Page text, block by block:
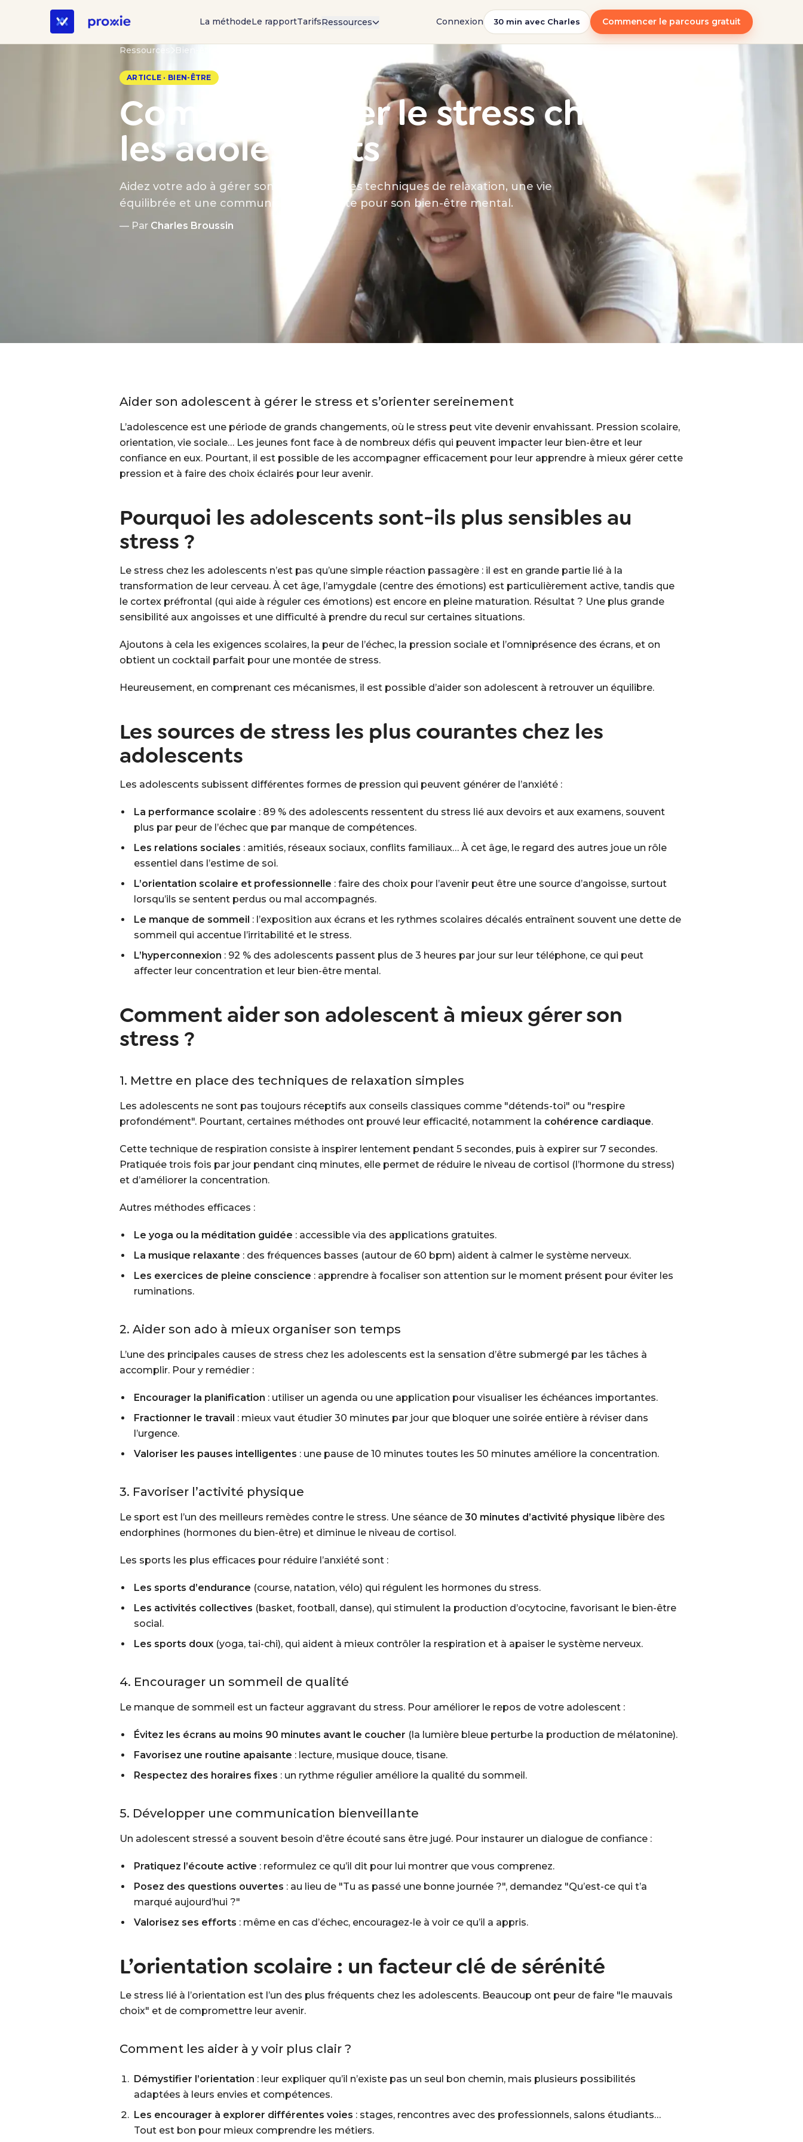
La méthodeLe rapportTarifsRessources Connexion 30 min avec Charles Commencer le parcours gratuit
Ressources Bien-être
ARTICLE · BIEN-ÊTRE 31 mars 2025 · 4 min de lecture
Comment gérer le stress chez
les adolescents
Aidez votre ado à gérer son stress avec des techniques de relaxation, une vie
équilibrée et une communication ouverte pour son bien-être mental.
— Par Charles Broussin
Aider son adolescent à gérer le stress et s’orienter sereinement
L’adolescence est une période de grands changements, où le stress peut vite devenir envahissant. Pression scolaire,
orientation, vie sociale… Les jeunes font face à de nombreux défis qui peuvent impacter leur bien-être et leur
confiance en eux. Pourtant, il est possible de les accompagner efficacement pour leur apprendre à mieux gérer cette
pression et à faire des choix éclairés pour leur avenir.
Pourquoi les adolescents sont-ils plus sensibles au
stress ?
Le stress chez les adolescents n’est pas qu’une simple réaction passagère : il est en grande partie lié à la
transformation de leur cerveau. À cet âge, l’amygdale (centre des émotions) est particulièrement active, tandis que
le cortex préfrontal (qui aide à réguler ces émotions) est encore en pleine maturation. Résultat ? Une plus grande
sensibilité aux angoisses et une difficulté à prendre du recul sur certaines situations.
Ajoutons à cela les exigences scolaires, la peur de l’échec, la pression sociale et l’omniprésence des écrans, et on
obtient un cocktail parfait pour une montée de stress.
Heureusement, en comprenant ces mécanismes, il est possible d’aider son adolescent à retrouver un équilibre.
Les sources de stress les plus courantes chez les
adolescents
Les adolescents subissent différentes formes de pression qui peuvent générer de l’anxiété :
La performance scolaire : 89 % des adolescents ressentent du stress lié aux devoirs et aux examens, souvent
plus par peur de l’échec que par manque de compétences.
Les relations sociales : amitiés, réseaux sociaux, conflits familiaux… À cet âge, le regard des autres joue un rôle
essentiel dans l’estime de soi.
L’orientation scolaire et professionnelle : faire des choix pour l’avenir peut être une source d’angoisse, surtout
lorsqu’ils se sentent perdus ou mal accompagnés.
Le manque de sommeil : l’exposition aux écrans et les rythmes scolaires décalés entraînent souvent une dette de
sommeil qui accentue l’irritabilité et le stress.
L’hyperconnexion : 92 % des adolescents passent plus de 3 heures par jour sur leur téléphone, ce qui peut
affecter leur concentration et leur bien-être mental.
Comment aider son adolescent à mieux gérer son
stress ?
1. Mettre en place des techniques de relaxation simples
Les adolescents ne sont pas toujours réceptifs aux conseils classiques comme "détends-toi" ou "respire
profondément". Pourtant, certaines méthodes ont prouvé leur efficacité, notamment la cohérence cardiaque.
Cette technique de respiration consiste à inspirer lentement pendant 5 secondes, puis à expirer sur 7 secondes.
Pratiquée trois fois par jour pendant cinq minutes, elle permet de réduire le niveau de cortisol (l’hormone du stress)
et d’améliorer la concentration.
Autres méthodes efficaces :
Le yoga ou la méditation guidée : accessible via des applications gratuites.
La musique relaxante : des fréquences basses (autour de 60 bpm) aident à calmer le système nerveux.
Les exercices de pleine conscience : apprendre à focaliser son attention sur le moment présent pour éviter les
ruminations.
2. Aider son ado à mieux organiser son temps
L’une des principales causes de stress chez les adolescents est la sensation d’être submergé par les tâches à
accomplir. Pour y remédier :
Encourager la planification : utiliser un agenda ou une application pour visualiser les échéances importantes.
Fractionner le travail : mieux vaut étudier 30 minutes par jour que bloquer une soirée entière à réviser dans
l’urgence.
Valoriser les pauses intelligentes : une pause de 10 minutes toutes les 50 minutes améliore la concentration.
3. Favoriser l’activité physique
Le sport est l’un des meilleurs remèdes contre le stress. Une séance de 30 minutes d’activité physique libère des
endorphines (hormones du bien-être) et diminue le niveau de cortisol.
Les sports les plus efficaces pour réduire l’anxiété sont :
Les sports d’endurance (course, natation, vélo) qui régulent les hormones du stress.
Les activités collectives (basket, football, danse), qui stimulent la production d’ocytocine, favorisant le bien-être
social.
Les sports doux (yoga, tai-chi), qui aident à mieux contrôler la respiration et à apaiser le système nerveux.
4. Encourager un sommeil de qualité
Le manque de sommeil est un facteur aggravant du stress. Pour améliorer le repos de votre adolescent :
Évitez les écrans au moins 90 minutes avant le coucher (la lumière bleue perturbe la production de mélatonine).
Favorisez une routine apaisante : lecture, musique douce, tisane.
Respectez des horaires fixes : un rythme régulier améliore la qualité du sommeil.
5. Développer une communication bienveillante
Un adolescent stressé a souvent besoin d’être écouté sans être jugé. Pour instaurer un dialogue de confiance :
Pratiquez l’écoute active : reformulez ce qu’il dit pour lui montrer que vous comprenez.
Posez des questions ouvertes : au lieu de "Tu as passé une bonne journée ?", demandez "Qu’est-ce qui t’a
marqué aujourd’hui ?"
Valorisez ses efforts : même en cas d’échec, encouragez-le à voir ce qu’il a appris.
L’orientation scolaire : un facteur clé de sérénité
Le stress lié à l’orientation est l’un des plus fréquents chez les adolescents. Beaucoup ont peur de faire "le mauvais
choix" et de compromettre leur avenir.
Comment les aider à y voir plus clair ?
Démystifier l’orientation : leur expliquer qu’il n’existe pas un seul bon chemin, mais plusieurs possibilités
adaptées à leurs envies et compétences.
Les encourager à explorer différentes voies : stages, rencontres avec des professionnels, salons étudiants…
Tout est bon pour mieux comprendre les métiers.